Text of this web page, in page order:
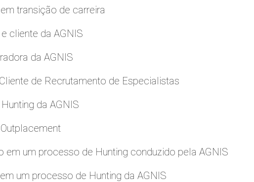
transição de carreira
cliente da AGNIS
da AGNIS
de Recrutamento de Especialistas
da AGNIS
em um processo de Hunting conduzido pela AGNIS
um processo de Hunting da AGNIS